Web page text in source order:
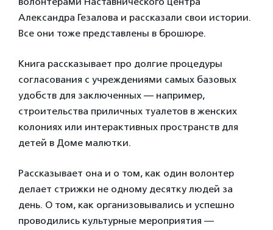
Александра Гезалова и рассказали свои истории.
Все они тоже представлены в брошюре.
Книга рассказывает про долгие процедуры
согласования с учреждениями самых базовых
удобств для заключенных — например,
строительства приличных туалетов в женских
колониях или интерактивных пространств для
детей в Доме малютки.
Рассказывает она и о том, как один волонтер
делает стрижки не одному десятку людей за
день. О том, как организовывались и успешно
проводились культурные мероприятия —